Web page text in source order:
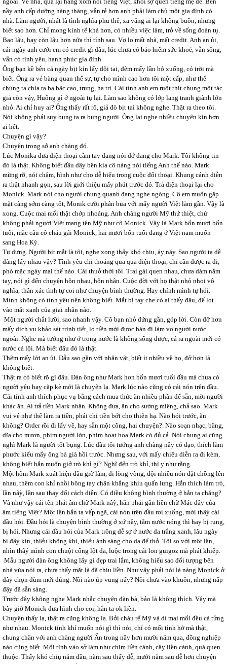
nầy anh cấp dưỡng hàng tháng, vẫn rẻ hơn anh phải làm chủ một gia đình có
nhà. Làm người, nhất là tình nghĩa phu thê, xa vắng ai lại không buồn, nhưng
biết sao hơn. Chỉ mong kinh tế khá hơn, có nhiều việc làm, trở về sống đoàn tụ.
Bao lâu, hay còn lâu hơn nữa thì tính sau. Vợ lo mất nhà, mất credit. Anh an ủi,
cái ngày anh cưới em có credit gì đâu, lúc chưa có bảo hiểm sức khoẻ, vẫn sống,
vẫn có tình yêu, hạnh phúc gia đình.
Ông bạn kề bên cả ngày bịt kín lấy đôi tai, đêm mấy lần bỏ xuống, có trời mà
biết. Ông ra vẻ bàng quan thế sự, tự cho mình cao hơn tôi một cấp, như thể
chúng ta chia ra ba bậc cao, trung, hạ trí. Cái tình anh em ruột thịt chung một tác
giả còn vậy, Huống gì ở ngoài tụ lại. Làm sao không có lớp lang tranh giành lớn
nhỏ. Ai chỉ huy ai? Ông thấy rất rõ, giả đò bịt tai không nghe. Thật ra theo tôi.
Nói không phải suy bụng ta ra bụng người. Ông lại nghe nhiều chuyện kín hơn
ai hết.
Chuyện gì vậy?
Chuyện trong sở anh chàng đó.
Lúc Monika đưa điện thoại cầm tay đang nói dở dang cho Mark. Tôi không tin
đó là thật. Không biết đầu dây bên kia cô nàng nói tiếng Anh thế nào. Mark
mừng rỡ, nói chậm, hình như cho dễ hiểu trong cuộc đối thoại. Khung cảnh diễn
ra thật nhanh gọn, sau lời giới thiệu mấy phút trước đó. Trả điện thoại lại cho
Monick. Mark nói cho người chung quanh đang nghe ngóng. Cô em muốn gặp
mặt càng sớm càng tốt, Monik cười phân bua với mấy người Việt làm gần. Vậy là
xong. Cuộc mai mối thật chớp nhoáng. Anh chàng người Mỹ thứ thiệt, chứ
không phải người Việt mang tên Mỹ như cô Monick. Vậy là Mark bốn mươi bốn
tuổi, mắc câu cô cháu gái Monick, hai mươi bốn tuổi đang ở Việt nam muốn
sang Hoa Kỳ.
Tự dưng. Người bịt mắt là tôi, nghe xong thấy khó chiụ, áy náy. Sao người ta dễ
dàng lấy nhau vậy? Tình yêu chỉ thoáng qua qua điện thoại, chỉ cần được ra đi,
phó mặc ngày mai thế nào. Cái thuở thời tôi. Trai gái quen nhau, chưa dám nắm
tay, nói gì đến chuyện hôn nhau, hôn nhân. Cuộc đời với họ thật nhỏ nhoi vô
nghĩa, thân xác tình tự coi như chuyện bình thường. Hay chính mình tự hỏi.
Mình không có tình yêu nên không biết. Mắt bị tay che có ai thấy đâu, để lọt
vào mắt xanh của giai nhân nào.
Một người chắt lưỡi, sao nhanh vậy. Cô bạn nhỏ đứng gần, góp lời. Còn đỡ hơn
mấy dịch vụ khảo sát trinh tiết, lo tiền mới được bán đi làm vợ người nước
ngoài. Nghe mà tưởng như ở trong nước là không sống được, cá ra ngoài mới có
nước cá lội. Mà biết đâu đó là thật.
Thêm mấy lời an ủi. Dẫu sao gần với nhân vật, biết ít nhiều về họ, đở hơn là
không biết.
Thật ra có biết rõ gì đâu. Đàn ông như Mark hơn bốn mươi tuổi đầu mà chưa có
người yêu hay cặp kè mới là chuyện lạ. Mark lúc nào cũng có cái nón trên đầu.
Cái tính anh thích phục vụ bằng cách mua thức ăn nhiều phần để sẵn, mời người
khác ăn. Ai trả tiền Mark nhận. Không đưa, ăn cho sướng miệng, chả sao. Mark
vui vẻ như thể làm ra tiền, phải chi tiền bớt cho thiên hạ. Nào hỏi trước, ăn
không? Order rồi đi lấy về, hay sẵn một công, hai chuyện?. Nào soạn nhạc, băng,
dĩa cho mượn, phim người lớn, phim hoạt họa Mark có đủ cả. Nói chung ai cũng
nghĩ Mark là người tốt bụng. Lúc đầu tôi tưởng anh chàng nầy có đạo, thích làm
phước kiểu mấy ông bà già hồi trước. Nhưng sau, với mấy chiêu diễn ra đi kèm,
không biết hắn muốn giở trò khỉ gì? Nghĩ đến trò khỉ, thì y như rằng.
Một hôm Mark xuất hiện đầu giờ làm, đi lòng vòng, đội nhiều nón đặt chồng lên
nhau, thêm con khỉ nhồi bông tay chân khẳng khiu quấn lưng. Hắn thích làm trò,
lần nâỳ, lần sau thay đổi cách diễn. Có điều không bình thường ở hắn ta chăng?
Và như vậy cái tên phát âm chữ Mark nâỳ, hẳn phải gắn liền chữ Mác dây của
âm tiếng Việt? Một lần hắn ta vấp ngã, cái nón trên đầu rơi xuống, mới thâý cái
đầu hói. Đầu hói là chuyện bình thường ở xứ nầy, tắm nước nóng thì hay bị rụng,
bị hói. Nhưng cái đầu hói của Mark trông dễ sợ ở nước da trắng xanh, lâu ngày
bị đậy kín, thiếu không khí, thiếu ánh sáng cho da để thở. Tôi so với một lần,
nhìn thâý mình con chuột cống lột da, luộc trong cái lon guigoz mà phát khiếp.
Mẫu người đàn ông không lấy gì đẹp trai lắm, không hiểu sao đối tượng bên
nhà vừa nói ra, chưa thấy mặt là đã chịu liền. Như vậy phải nói là nàng Monick ở
đây chọn dùm mới đúng. Nồi nào úp vung nấy? Nồi chưa vào khuôn, nhưng nấp
đậy đã sẵn sàng.
Trước đây không nghe Mark nhắc chuyện đàn bà, bảo là không thích. Vậy mà
bây giờ Monick đưa hình cho coi, hắn ta ok liền.
Chuyện thấy lạ, thật ra cũng không lạ. Bởi cháu rể Mỹ và dì mai mối đều cà tửng
như nhau. Monick tính khí muốn nói gì thì nói, chỉ có mối tình hờ mà thật,
chung chăn với anh chàng người Ấn trong nầy hơn mười năm qua, đồng nghiệp
nào cũng biết. Mối tình vào sở làm như chim liền cánh, cây liền cành, quá quen
thuộc. Thấy khó chiụ năm đầu, năm sau thấy dễ, mười năm sau dễ hơn chuyện